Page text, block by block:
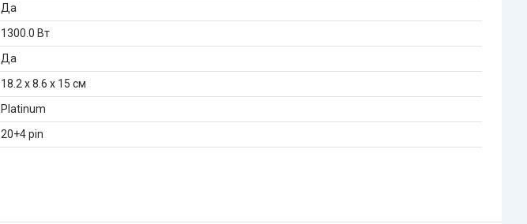
Да
1300.0 Вт
Да
18.2 x 8.6 x 15 см
Platinum
20+4 pin